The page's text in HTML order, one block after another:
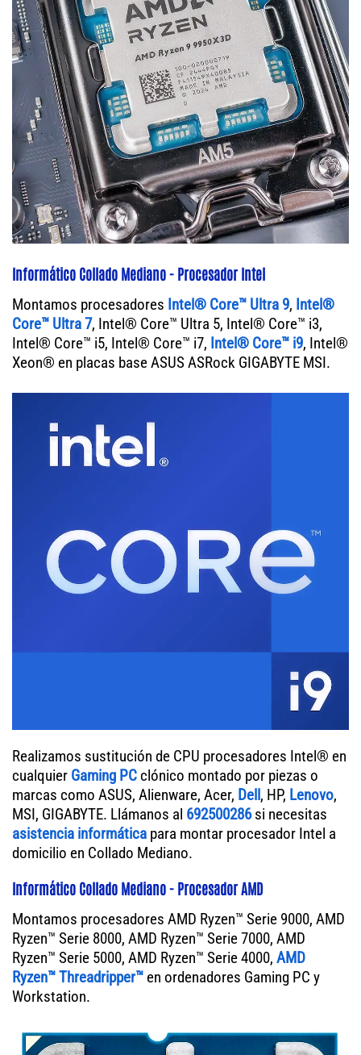
Informático Collado Mediano - Procesador Intel
Montamos procesadores Intel® Core™ Ultra 9, Intel®
Core™ Ultra 7, Intel® Core™ Ultra 5, Intel® Core™ i3,
Intel® Core™ i5, Intel® Core™ i7, Intel® Core™ i9, Intel®
Xeon® en placas base ASUS ASRock GIGABYTE MSI.
Realizamos sustitución de CPU procesadores Intel® en
cualquier Gaming PC clónico montado por piezas o
marcas como ASUS, Alienware, Acer, Dell, HP, Lenovo,
MSI, GIGABYTE. Llámanos al 692500286si necesitas
asistencia informática para montar procesador Intel a
domicilio en Collado Mediano.
Informático Collado Mediano - Procesador AMD
Montamos procesadores AMD Ryzen™ Serie 9000, AMD
Ryzen™ Serie 8000, AMD Ryzen™ Serie 7000, AMD
Ryzen™ Serie 5000, AMD Ryzen™ Serie 4000, AMD
Ryzen™ Threadripper™ en ordenadores Gaming PC y
Workstation.